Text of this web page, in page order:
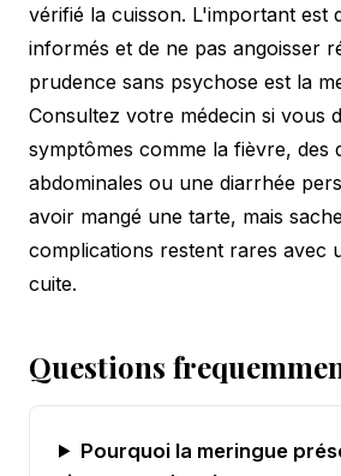
vérifié la cuisson. L'important est
informés et de ne pas angoisser
prudence sans psychose est la
Consultez votre médecin si vous
symptômes comme la fièvre, des
abdominales ou une diarrhée
avoir mangé une tarte, mais
complications restent rares avec
cuite.
Questions
Pourquoi la meringue